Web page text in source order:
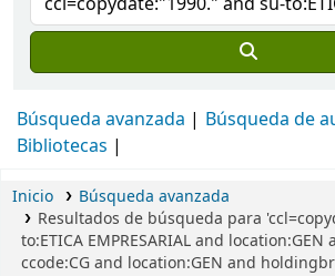
Búsqueda avanzada
Búsqueda de
Bibliotecas
Inicio
Búsqueda avanzada
Resultados de búsqueda para
to:ETICA EMPRESARIAL and
ccode:CG and location:GEN and